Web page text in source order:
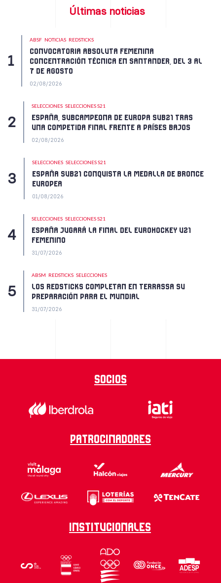
Últimas noticias
ABSF NOTICIAS REDSTICKS
CONVOCATORIA ABSOLUTA FEMENINA
CONCENTRACIÓN TÉCNICA EN SANTANDER, DEL 3 AL
7 DE AGOSTO
02/08/2026
SELECCIONES SELECCIONES S21
ESPAÑA, SUBCAMPEONA DE EUROPA SUB21 TRAS
UNA COMPETIDA FINAL FRENTE A PAÍSES BAJOS
02/08/2026
SELECCIONES SELECCIONES S21
ESPAÑA SUB21 CONQUISTA LA MEDALLA DE BRONCE
EUROPEA
01/08/2026
SELECCIONES SELECCIONES S21
ESPAÑA JUGARÁ LA FINAL DEL EUROHOCKEY U21
FEMENINO
31/07/2026
ABSM REDSTICKS SELECCIONES
LOS REDSTICKS COMPLETAN EN TERRASSA SU
PREPARACIÓN PARA EL MUNDIAL
31/07/2026
Socios
Patrocinadores
Institucionales